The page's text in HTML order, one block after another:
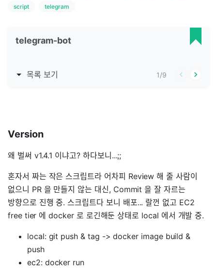
script telegram
telegram-bot
목록 보기 1/9
Version
왜 벌써 v1.4.1 이냐고? 하다보니...;;
혼자서 짜는 작은 스크립트라 어차피 Review 해 줄 사람이
없으니 PR 을 만들지 않는 대신, Commit 을 잘 자르는
방향으로 진행 중. 스크립트다 보니 배포... 랄껀 없고 EC2
free tier 에 docker 로 로긴해둔 상태로 local 에서 개발 중.
local: git push & tag -> docker image build &
push
ec2: docker run